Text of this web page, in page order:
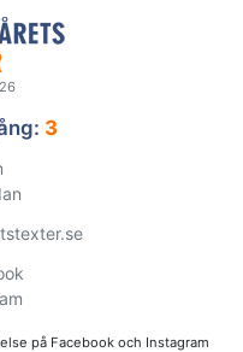
3
på Facebook och Instagram